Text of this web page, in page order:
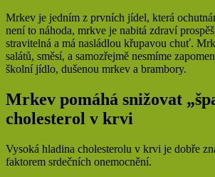
Mrkev je jedním z prvních jídel, která
není to náhoda, mrkve je nabitá zdraví
stravitelná a má nasládlou křupavou chuť.
salátů, směsí, a samozřejmě nesmíme
školní jídlo, dušenou mrkev a brambory.
Mrkev pomáhá snižovat
cholesterol v krvi
Vysoká hladina cholesterolu v krvi je dobře
faktorem srdečních onemocnění.